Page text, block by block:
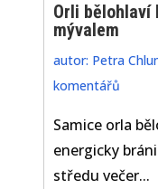
Orli bělohlaví
mývalem
autor: Petra
komentářů
Samice orla
energicky
středu večer...